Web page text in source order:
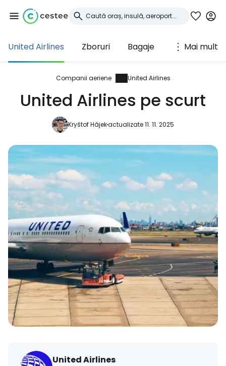
United Airlines Zboruri Bagaje Mai mult
Companii aeriene United Airlines
United Airlines pe scurt
Kryštof Hájekactualizate 11. 11. 2025
United Airlines
Conectați-vă la
Cestee
... comunitatea mondială a călătorilor
Continuați cu Facebook
Continuați cu e-mailul